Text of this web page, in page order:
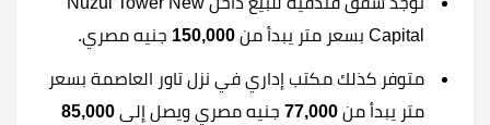
Capital بسعر متر يبدأ من
150,000 جنيه مصري.
متوفر كذلك مكتب إداري في نزل تاور العاصمة بسعر
متر يبدأ من 77,000 جنيه مصري ويصل إلى 85,000